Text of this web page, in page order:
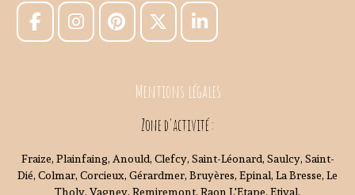
Mentions légales
Zone d'activité :
Fraize, Plainfaing, Anould, Clefcy, Saint-Léonard, Saulcy, Saint-
Dié, Colmar, Corcieux, Gérardmer, Bruyères, Epinal, La Bresse, Le
Tholy, Vagney, Remiremont, Raon L'Etape, Etival,